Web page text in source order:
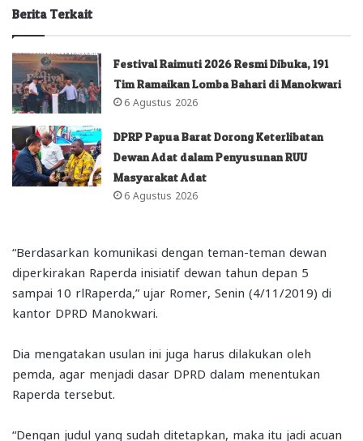
Berita Terkait
Festival Raimuti 2026 Resmi Dibuka, 191
Tim Ramaikan Lomba Bahari di Manokwari
6 Agustus 2026
DPRP Papua Barat Dorong Keterlibatan
Dewan Adat dalam Penyusunan RUU
Masyarakat Adat
6 Agustus 2026
“Berdasarkan komunikasi dengan teman-teman dewan
diperkirakan Raperda inisiatif dewan tahun depan 5
sampai 10 rlRaperda,” ujar Romer, Senin (4/11/2019) di
kantor DPRD Manokwari.
Dia mengatakan usulan ini juga harus dilakukan oleh
pemda, agar menjadi dasar DPRD dalam menentukan
Raperda tersebut.
“Dengan judul yang sudah ditetapkan, maka itu jadi acuan